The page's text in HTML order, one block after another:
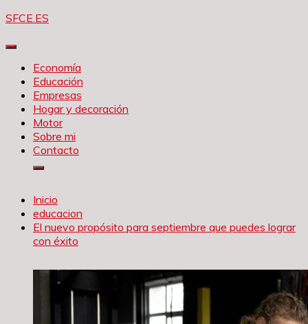
Saltar
contenido
SFCE.ES
Economía
Educación
Empresas
Hogar y decoración
Motor
Sobre mi
Contacto
Inicio
educacion
El nuevo propósito para septiembre que puedes lograr
con éxito